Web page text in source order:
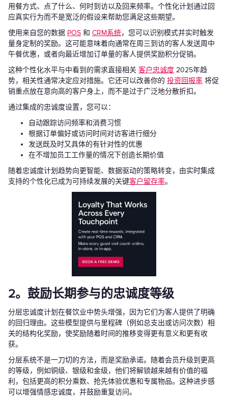
用餐方式、点了什么、何时到访以及回来频率。个性化计划通过回
应真实行为而不是宽泛的假设来帮助您满足这些期望。
使用来自您的数据 POS 和 CRM系统，您可以识别模式并实时触发
量身定制的奖励。这可能意味着向通常在周三到访的客人发送周中
午餐优惠，或者向最近增加订单量的客人提供奖励积分促销。
这种个性化水平与中看到的需求直接相关 客户忠诚度 2025年趋
势，相关性通常决定应对措施。它还可以改善你的 投资回报率 将促
销重点放在意向高的客户身上，而不是过于广泛地分散折扣。
通过集成的忠诚度设置，您可以：
自动跟踪访问频率和消费习惯
根据订单偏好或访问时间对访客进行细分
发送既及时又具体的有针对性的优惠
在不增加员工工作量的情况下创造长期价值
随着忠诚度计划趋势向更智能、数据驱动的策略转变，由实时集成
支持的个性化已成为可持续发展的关键客户留存率。
2。鼓励长期参与的忠诚度等级
分层忠诚度计划在餐饮业中势头增强，因为它们为客人提供了明确
的回归理由。这些模型提供与里程碑（例如总支出或访问次数）相
关的结构化奖励，使奖励随着时间的推移变得更有意义和更有收
获。
分层系统不是一刀切的方法，而是奖励承诺。随着会员升级到更高
的等级，例如铜级、银级和金级，他们将解锁越来越有价值的福
利，包括更高的积分乘数、抢先体验优惠和专属物品。这种进步感
可以增强情感忠诚度，并鼓励重复访问。